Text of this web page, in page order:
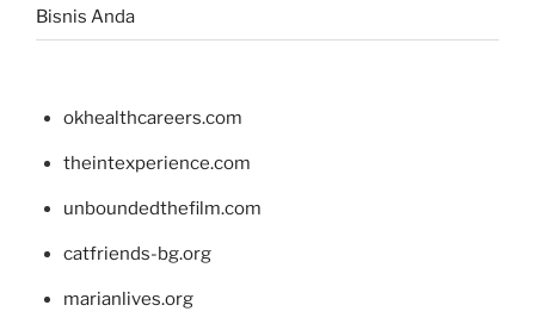
Bisnis Anda
okhealthcareers.com
theintexperience.com
unboundedthefilm.com
catfriends-bg.org
marianlives.org